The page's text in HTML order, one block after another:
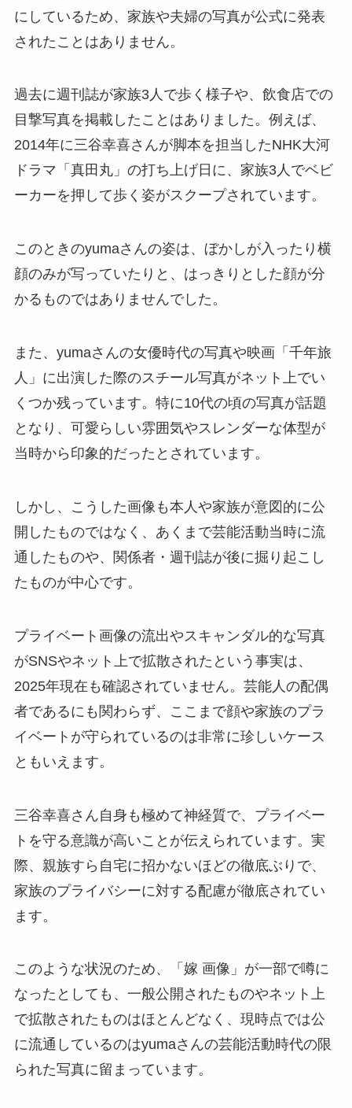
にしているため、家族や夫婦の写真が公式に発表
されたことはありません。
過去に週刊誌が家族3人で歩く様子や、飲食店での
目撃写真を掲載したことはありました。例えば、
2014年に三谷幸喜さんが脚本を担当したNHK大河
ドラマ「真田丸」の打ち上げ日に、家族3人でベビ
ーカーを押して歩く姿がスクープされています。
このときのyumaさんの姿は、ぼかしが入ったり横
顔のみが写っていたりと、はっきりとした顔が分
かるものではありませんでした。
また、yumaさんの女優時代の写真や映画「千年旅
人」に出演した際のスチール写真がネット上でい
くつか残っています。特に10代の頃の写真が話題
となり、可愛らしい雰囲気やスレンダーな体型が
当時から印象的だったとされています。
しかし、こうした画像も本人や家族が意図的に公
開したものではなく、あくまで芸能活動当時に流
通したものや、関係者・週刊誌が後に掘り起こし
たものが中心です。
プライベート画像の流出やスキャンダル的な写真
がSNSやネット上で拡散されたという事実は、
2025年現在も確認されていません。芸能人の配偶
者であるにも関わらず、ここまで顔や家族のプラ
イベートが守られているのは非常に珍しいケース
ともいえます。
三谷幸喜さん自身も極めて神経質で、プライベー
トを守る意識が高いことが伝えられています。実
際、親族すら自宅に招かないほどの徹底ぶりで、
家族のプライバシーに対する配慮が徹底されてい
ます。
このような状況のため、「嫁 画像」が一部で噂に
なったとしても、一般公開されたものやネット上
で拡散されたものはほとんどなく、現時点では公
に流通しているのはyumaさんの芸能活動時代の限
られた写真に留まっています。